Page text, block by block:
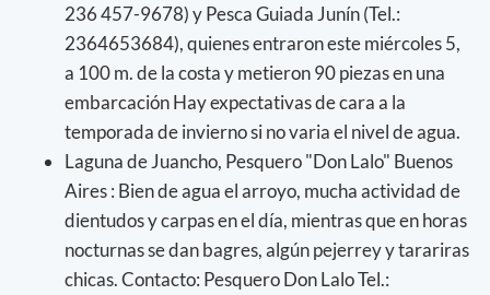
236 457-9678) y Pesca Guiada Junín (Tel.:
2364653684), quienes entraron este miércoles 5,
a 100 m. de la costa y metieron 90 piezas en una
embarcación Hay expectativas de cara a la
temporada de invierno si no varia el nivel de agua.
Laguna de Juancho, Pesquero "Don Lalo" Buenos
Aires : Bien de agua el arroyo, mucha actividad de
dientudos y carpas en el día, mientras que en horas
nocturnas se dan bagres, algún pejerrey y tarariras
chicas. Contacto: Pesquero Don Lalo Tel.: